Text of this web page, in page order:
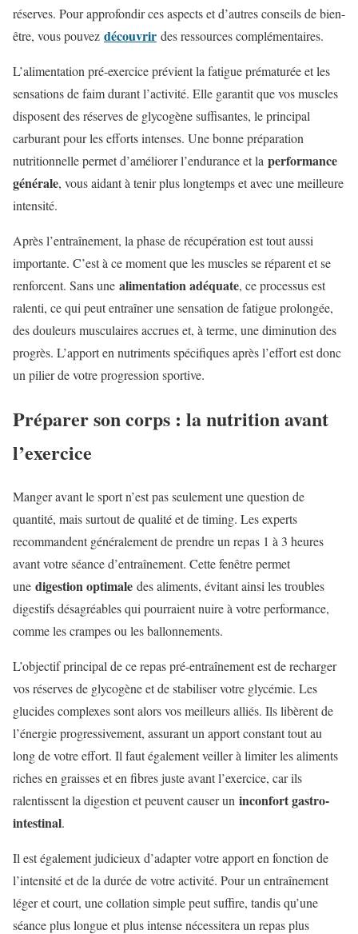
réserves. Pour approfondir ces aspects et d’autres conseils de bien-
être, vous pouvez découvrir des ressources complémentaires.
L’alimentation pré-exercice prévient la fatigue prématurée et les
sensations de faim durant l’activité. Elle garantit que vos muscles
disposent des réserves de glycogène suffisantes, le principal
carburant pour les efforts intenses. Une bonne préparation
nutritionnelle permet d’améliorer l’endurance et la performance
générale, vous aidant à tenir plus longtemps et avec une meilleure
intensité.
Après l’entraînement, la phase de récupération est tout aussi
importante. C’est à ce moment que les muscles se réparent et se
renforcent. Sans une alimentation adéquate, ce processus est
ralenti, ce qui peut entraîner une sensation de fatigue prolongée,
des douleurs musculaires accrues et, à terme, une diminution des
progrès. L’apport en nutriments spécifiques après l’effort est donc
un pilier de votre progression sportive.
Préparer son corps : la nutrition avant
l’exercice
Manger avant le sport n’est pas seulement une question de
quantité, mais surtout de qualité et de timing. Les experts
recommandent généralement de prendre un repas 1 à 3 heures
avant votre séance d’entraînement. Cette fenêtre permet
une digestion optimale des aliments, évitant ainsi les troubles
digestifs désagréables qui pourraient nuire à votre performance,
comme les crampes ou les ballonnements.
L’objectif principal de ce repas pré-entraînement est de recharger
vos réserves de glycogène et de stabiliser votre glycémie. Les
glucides complexes sont alors vos meilleurs alliés. Ils libèrent de
l’énergie progressivement, assurant un apport constant tout au
long de votre effort. Il faut également veiller à limiter les aliments
riches en graisses et en fibres juste avant l’exercice, car ils
ralentissent la digestion et peuvent causer un inconfort gastro-
intestinal.
Il est également judicieux d’adapter votre apport en fonction de
l’intensité et de la durée de votre activité. Pour un entraînement
léger et court, une collation simple peut suffire, tandis qu’une
séance plus longue et plus intense nécessitera un repas plus